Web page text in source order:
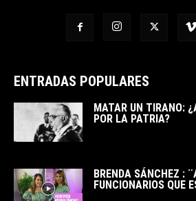
ENTRADAS POPULARES
MATAR UN TIRANO:
POR LA PATRIA?
BRENDA SÁNCHEZ :
FUNCIONARIOS QUE